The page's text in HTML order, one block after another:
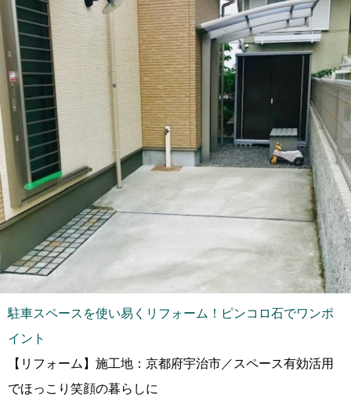
駐車スペースを使い易くリフォーム！ピンコロ石でワンポ
イント
【リフォーム】施工地：京都府宇治市／スペース有効活用
でほっこり笑顔の暮らしに